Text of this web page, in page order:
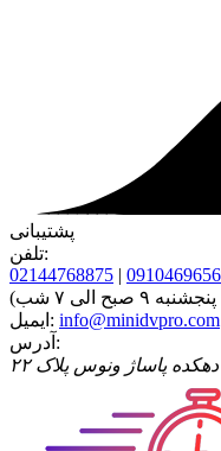
پشتیبانی
تلفن:
02144768875 |
۹ صبح الی ۷ شب)
ایمیل: info@minidvpro.com
آدرس:
پاساژ ونوس پلاک ۲۲